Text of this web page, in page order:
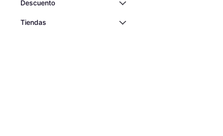
Descuento
Tiendas